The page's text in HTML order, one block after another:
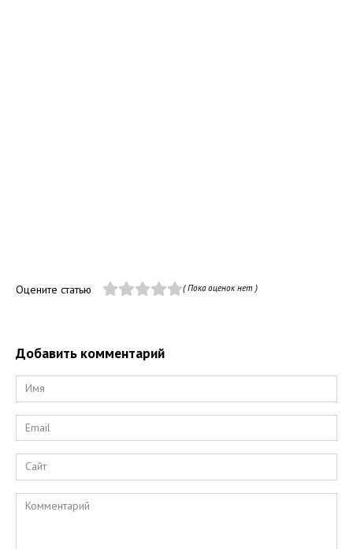
Оцените статью ( Пока оценок нет )
Добавить комментарий
Имя
*
Email
*
Сайт
Комментарий